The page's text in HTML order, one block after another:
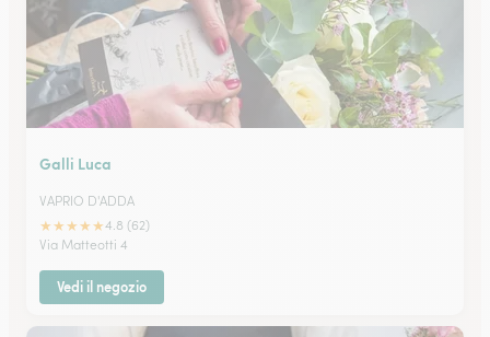
Galli Luca
VAPRIO D'ADDA
★★★★★4.8 (62)
Via Matteotti 4
Vedi il negozio